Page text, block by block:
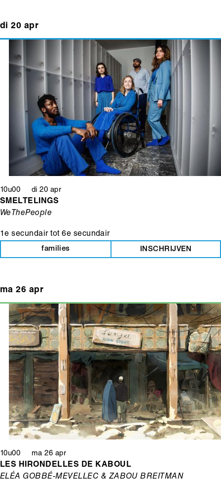
di 20 apr
10u00 di 20 apr
1e secundairtot6e secundair
SMELTELINGS
WeThePeople
families INSCHRIJVEN
ma 26 apr
10u00 ma 26 apr
LES HIRONDELLES DE KABOUL
ELÉA GOBBÉ-MEVELLEC & ZABOU BREITMAN